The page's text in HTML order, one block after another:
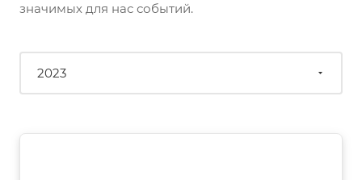
значимых для нас событий.
2023